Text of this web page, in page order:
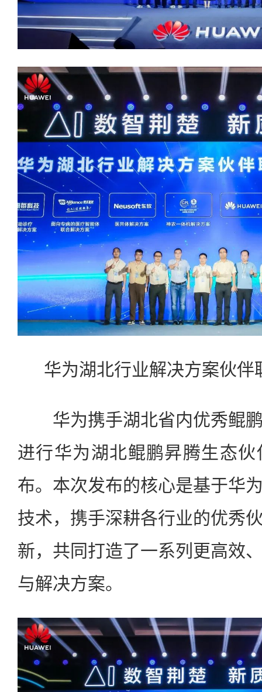
华为湖北行业解决方案伙伴
华为携手湖北省内优秀鲲鹏
进行华为湖北鲲鹏昇腾生态
布。本次发布的核心是基于华
技术，携手深耕各行业的优秀
新，共同打造了一系列更高效
与解决方案。